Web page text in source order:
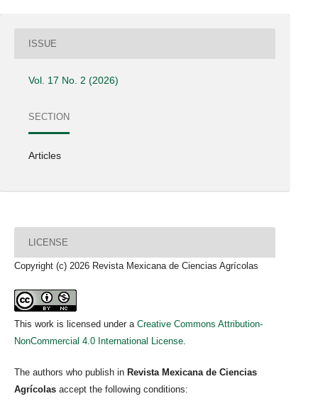
ISSUE
Vol. 17 No. 2 (2026)
SECTION
Articles
LICENSE
Copyright (c) 2026 Revista Mexicana de Ciencias Agrícolas
This work is licensed under a Creative Commons Attribution-
NonCommercial 4.0 International License
The authors who publish in Revista Mexicana de Ciencias
Agrícolas accept the following conditions: